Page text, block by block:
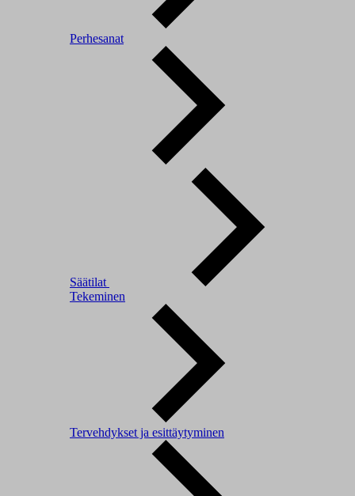
Perhesanat
Säätilat
Tekeminen
Tervehdykset ja esittäytyminen